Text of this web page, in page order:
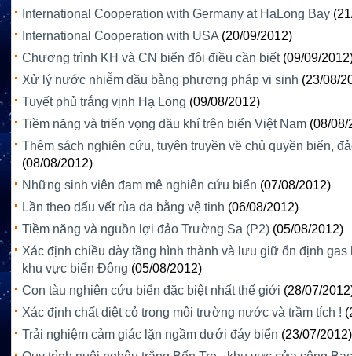
International Cooperation with Germany at HaLong Bay
International Cooperation with USA (20/09/2012)
Chương trình KH và CN biển đôi điều cần biết (09/09/
Xử lý nước nhiễm dầu bằng phương pháp vi sinh (23/08/
Tuyết phủ trắng vịnh Hạ Long (09/08/2012)
Tiềm năng và triển vọng dầu khí trên biển Việt Nam (08/08/
Thêm sách nghiên cứu, tuyên truyền về chủ quyền biển,
(08/08/2012)
Những sinh viên đam mê nghiên cứu biển (07/08/2012)
Lần theo dấu vết rùa da bằng vệ tinh (06/08/2012)
Tiềm năng và nguồn lợi đảo Trường Sa (P2) (05/08/2012)
Xác định chiều dày tầng hình thành và lưu giữ ổn định gas
khu vực biển Đông (05/08/2012)
Con tàu nghiên cứu biển đặc biệt nhất thế giới (28/07/
Xác định chất diệt cỏ trong môi trường nước và trầm tích !
Trải nghiệm cảm giác lặn ngầm dưới đáy biển (23/07/2012)